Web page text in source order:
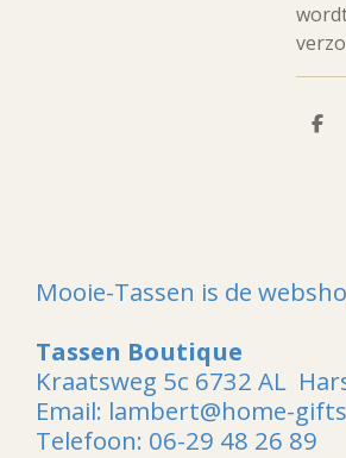
D
Mooie-Tassen is de
Tassen Boutique
Kraatsweg 5c 6732 AL
Email: lambert@home-
Telefoon: 06-29 48 26 89